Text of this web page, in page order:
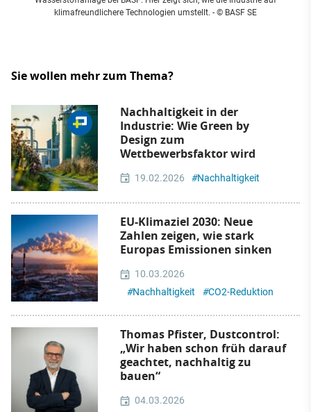
klimafreundlichere Technologien umstellt. - © BASF SE
Sie wollen mehr zum Thema?
Nachhaltigkeit in der
Industrie: Wie Green by
Design zum
Wettbewerbsfaktor wird
19.02.2026 #Nachhaltigkeit
EU-Klimaziel 2030: Neue
Zahlen zeigen, wie stark
Europas Emissionen sinken
10.03.2026
#Nachhaltigkeit #CO2-Reduktion
Thomas Pfister, Dustcontrol:
„Wir haben schon früh darauf
geachtet, nachhaltig zu
bauen“
04.03.2026